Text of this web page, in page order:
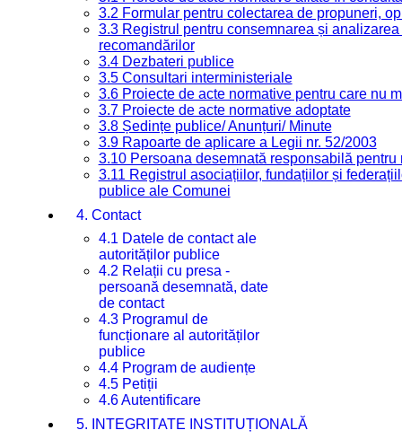
3.2 Formular pentru colectarea de propuneri,
3.3 Registrul pentru consemnarea și
recomandărilor
3.4 Dezbateri publice
3.5 Consultari interministeriale
3.6 Proiecte de acte normative pentru care nu
3.7 Proiecte de acte normative adoptate
3.8 Ședințe publice/ Anunțuri/ Minute
3.9 Rapoarte de aplicare a Legii nr. 52/2003
3.10 Persoana desemnată responsabilă
3.11 Registrul asociațiilor, fundațiilor și
publice ale Comunei
4. Contact
4.1 Datele de contact ale
autorităților publice
4.2 Relații cu presa -
persoană desemnată, date
de contact
4.3 Programul de
funcționare al autorităților
publice
4.4 Program de audiențe
4.5 Petiții
4.6 Autentificare
5. INTEGRITATE INSTITUȚIONALĂ